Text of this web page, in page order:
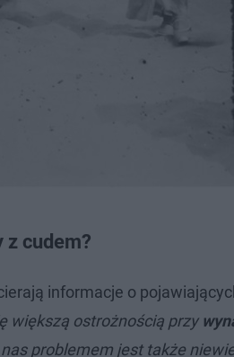
cudem?
informacje o
większą ostrożnością przy
problemem jest także